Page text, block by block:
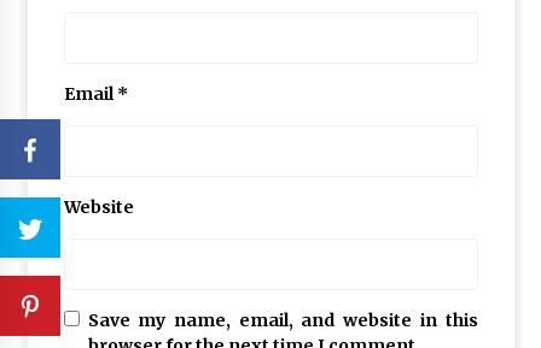
Email*
Website
Save my name, email, and website in this